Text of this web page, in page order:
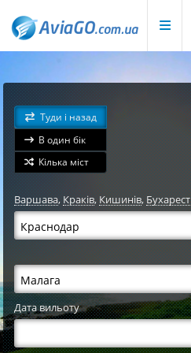
Туди і назад
В один бік
Кілька міст
Варшава, Краків,Кишинів,Бухарест
Дата вильоту